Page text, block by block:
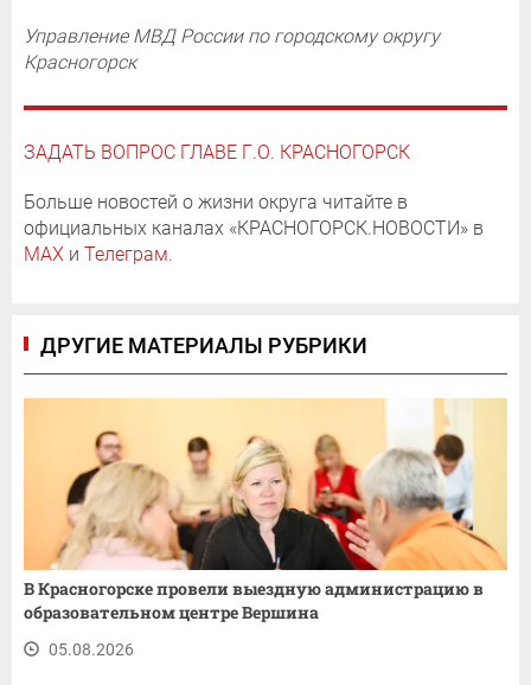
Управление МВД России по городскому округу
Красногорск
ЗАДАТЬ ВОПРОС ГЛАВЕ Г.О. КРАСНОГОРСК
Больше новостей о жизни округа читайте в
официальных каналах «КРАСНОГОРСК.НОВОСТИ» в
MAX и Телеграм.
ДРУГИЕ МАТЕРИАЛЫ РУБРИКИ
В Красногорске провели выездную администрацию в
образовательном центре Вершина
05.08.2026